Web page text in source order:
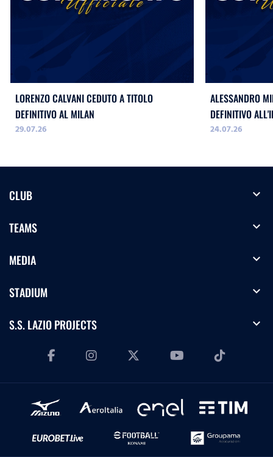
LORENZO CALVANI CEDUTO A TITOLO
DEFINITIVO AL MILAN
29.07.26
ALESSANDRO
DEFINITIVO
24.07.26
CLUB expand_more
TEAMS expand_more
MEDIA expand_more
STADIUM expand_more
S.S. LAZIO PROJECTS expand_more